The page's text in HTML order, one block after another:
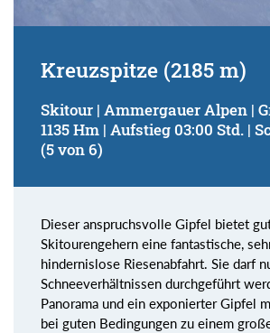
Kreuzspitze (2185 m)
Skitour | Ammergauer Alpen |
1135 Hm | Aufstieg 03:00 Std. |
(5 von 6)
Dieser anspruchsvolle Gipfel bietet
Skitourengehern eine fantastische,
hindernislose Riesenabfahrt. Sie darf
Schneeverhältnissen durchgeführt
Panorama und ein exponierter Gipfel
bei guten Bedingungen zu einem